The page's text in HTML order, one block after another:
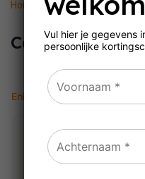
Home »Caves Languedoc
Caves
Enig resultaat
Vul hier je gegevens
persoonlijke